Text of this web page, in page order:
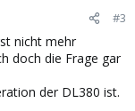
#3
nicht mehr
doch die Frage gar
der DL380 ist.